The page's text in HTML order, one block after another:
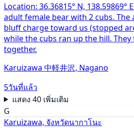
Location: 36.36815° N, 138.59869°
adult female bear with 2 cubs. The
bluff charge toward us (stopped
while the cubs ran up the hill.
together.
Karuizawa 中軽井沢, Nagano
5วันที่แล้ว
แสดง 40 เพิ่มเติม
G
Karuizawa, จังหวัดนากาโนะ